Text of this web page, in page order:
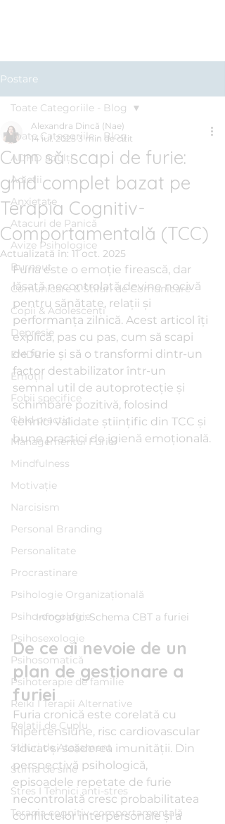
Postare
Toate Categoriile - Blog
ADHD adulți
Adicții
Anxietate
Atacuri de Panică
Avize Psihologice
Burnout
Comunicare & Stiluri de Comunicare
Copii & Adolescenți
Depresie
EMDR
Emoții
Fobii specifice
Ghid practic
Managementul Furiei
Mindfulness
Motivație
Narcisism
Personal Branding
Personalitate
Procrastinare
Psihologie Organizațională
Psiho-oncologie
Psihosexologie
Psihosomatică
Psihoterapie de familie
Reiki I Terapii Alternative
Relații de Cuplu
Stiluri de Atașament
Stima de sine
Stres I Tehnici anti-stres
Terapia cognitiv-comportamentală
Toate Categoriile - Blog
Cum să scapi de furie:
ghid complet bazat pe
Terapia Cognitiv-
Comportamentală (TCC)
Alexandra Dincă (Nae)
14 iul. 2025 3 min de citit
Actualizată în: 11 oct. 2025
Furia este o emoție firească, dar
lăsată necontrolată devine nocivă
pentru sănătate, relații și
performanța zilnică. Acest articol îți
explică, pas cu pas, cum să scapi
de furie și să o transformi dintr-un
factor destabilizator într-un
semnal util de autoprotecție și
schimbare pozitivă, folosind
tehnici validate științific din TCC și
bune practici de igienă emoțională.
Infografic: Schema CBT a furiei
De ce ai nevoie de un
plan de gestionare a
furiei
Furia cronică este corelată cu
hipertensiune, risc cardiovascular
ridicat și scăderea imunității. Din
perspectivă psihologică,
episoadele repetate de furie
necontrolată cresc probabilitatea
conflictelor interpersonale și a